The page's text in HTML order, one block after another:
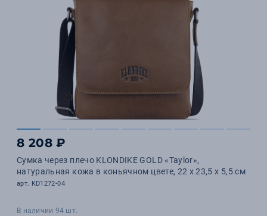
8 208 ₽
Сумка через плечо KLONDIKE GOLD «Taylor»,
натуральная кожа в коньячном цвете, 22 х 23,5 х 5,5 см
арт. KD1272-04
В наличии 94 шт.